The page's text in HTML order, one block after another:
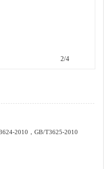
2/4
2010，GB/T3625-2010